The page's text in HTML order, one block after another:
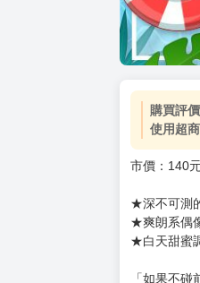
購買評
使用超
市價：140
★深不可測
★爽朗系偶
★白天甜蜜
「如果不